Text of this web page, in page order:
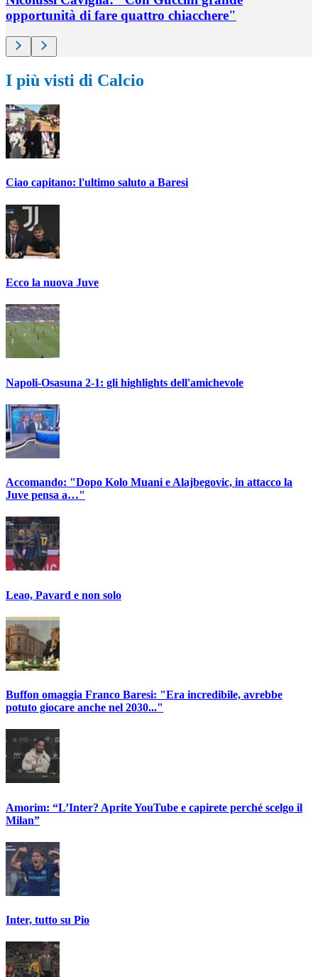
opportunità di fare quattro chiacchere"
I più visti di Calcio
Ciao capitano: l'ultimo saluto a Baresi
Ecco la nuova Juve
Napoli-Osasuna 2-1: gli highlights dell'amichevole
Accomando: "Dopo Kolo Muani e Alajbegovic, in attacco la
Juve pensa a…"
Leao, Pavard e non solo
Buffon omaggia Franco Baresi: "Era incredibile, avrebbe
potuto giocare anche nel 2030..."
Amorim: “L’Inter? Aprite YouTube e capirete perché scelgo il
Milan”
Inter, tutto su Pio